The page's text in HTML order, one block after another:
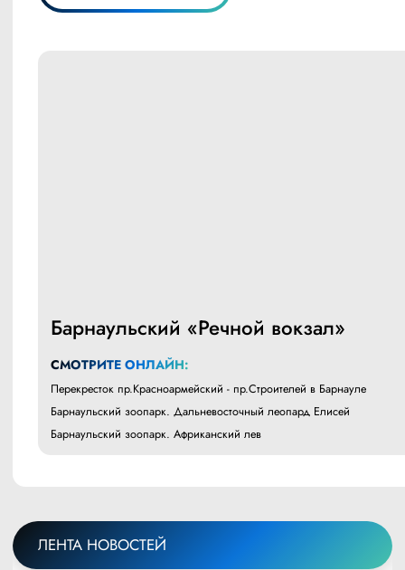
Барнаульский «Речной вокзал»
СМОТРИТЕ ОНЛАЙН:
Перекресток пр.Красноармейский - пр.Строителей в Барнауле
Барнаульский зоопарк. Дальневосточный леопард Елисей
Барнаульский зоопарк. Африканский лев
ЛЕНТА НОВОСТЕЙ